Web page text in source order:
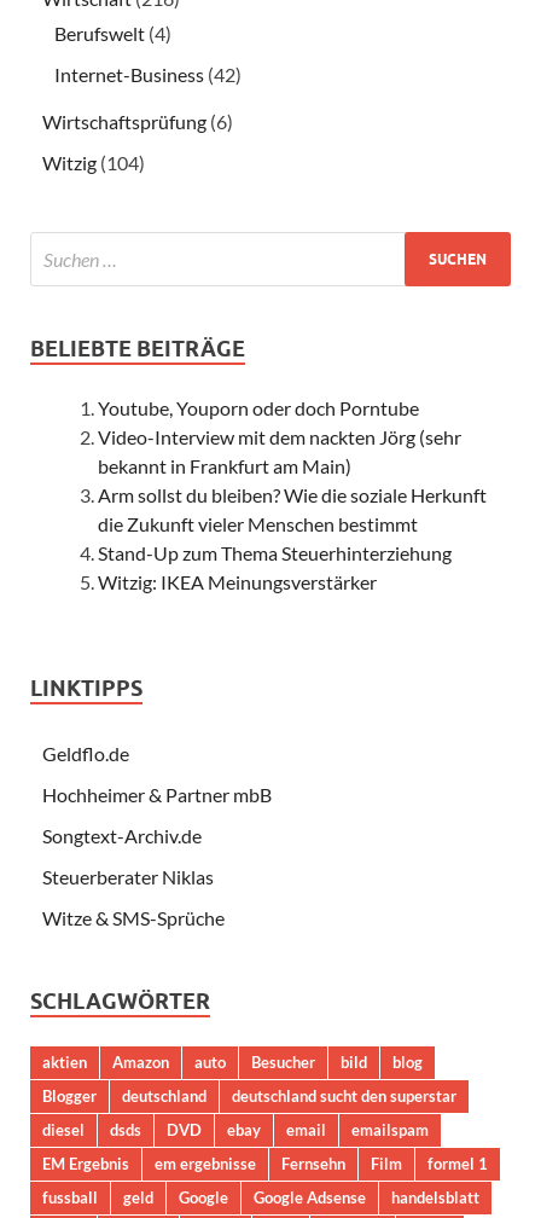
Berufswelt (4)
Internet-Business (42)
Wirtschaftsprüfung (6)
Witzig (104)
BELIEBTE BEITRÄGE
Youtube, Youporn oder doch Porntube
Video-Interview mit dem nackten Jörg (sehr
bekannt in Frankfurt am Main)
Arm sollst du bleiben? Wie die soziale Herkunft
die Zukunft vieler Menschen bestimmt
Stand-Up zum Thema Steuerhinterziehung
Witzig: IKEA Meinungsverstärker
LINKTIPPS
Geldflo.de
Hochheimer & Partner mbB
Songtext-Archiv.de
Steuerberater Niklas
Witze & SMS-Sprüche
SCHLAGWÖRTER
aktien Amazon auto Besucher bild
blog
Blogger
deutschland
deutschland sucht den superstar
diesel
dsds DVD ebay email
emailspam
EM Ergebnis
em ergebnisse Fernsehn Film
formel 1
fussball
geld Google Google Adsense handelsblatt